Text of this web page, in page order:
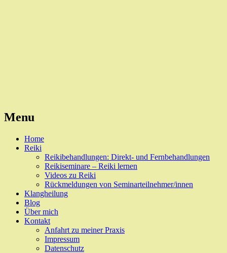
Menu
Skip
Home
Reiki
Reikibehandlungen: Direkt- und Fernbehandlungen
Reikiseminare – Reiki lernen
Videos zu Reiki
Rückmeldungen von Seminarteilnehmer/innen
Klangheilung
Blog
Über mich
Kontakt
Anfahrt zu meiner Praxis
Impressum
Datenschutz